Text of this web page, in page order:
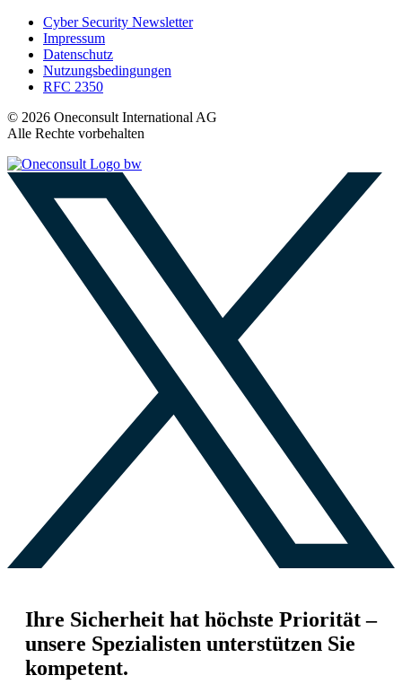
Cyber Security Newsletter
Impressum
Datenschutz
Nutzungsbedingungen
RFC 2350
© 2026 Oneconsult International AG
Alle Rechte vorbehalten
Ihre Sicherheit hat höchste Priorität –
unsere Spezialisten unterstützen Sie
kompetent.